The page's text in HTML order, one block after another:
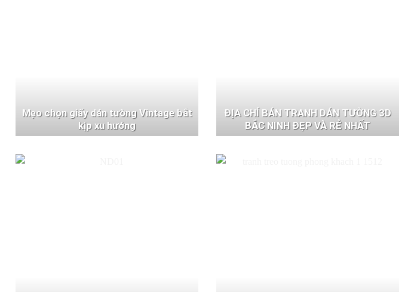
Mẹo chọn giấy dán tường Vintage bắt
kịp xu hướng
ĐỊA CHỈ BÁN TRANH DÁN TƯỜNG 3D
BẮC NINH ĐẸP VÀ RẺ NHẤT